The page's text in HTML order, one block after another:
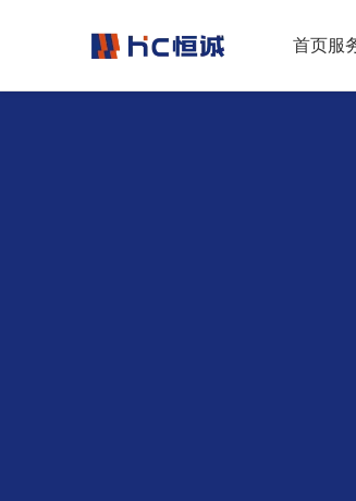
首页服